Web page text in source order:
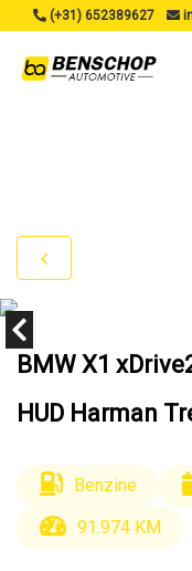
(+31) 652389627
BMW X1
HUD Harman
Benzine
91.974 KM